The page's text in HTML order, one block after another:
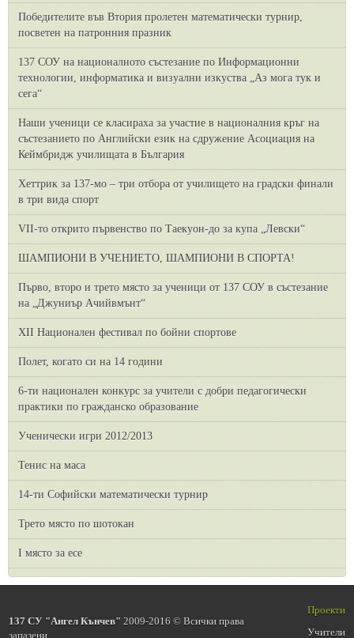
Победителите във Втория пролетен математически турнир,
посветен на патронния празник
137 СОУ на националното състезание по Информационни
технологии, информатика и визуални изкуства „Аз мога тук и
сега“
Наши ученици се класираха за участие в националния кръг на
състезанието по Английски език на сдружение Асоциация на
Кеймбридж училищата в България
Хеттрик за 137-мо – три отбора от училището на градски финали
в три вида спорт
VII-то открито първенство по Таекуон-до за купа „Левски“
ШАМПИОНИ В УЧЕНИЕТО, ШАМПИОНИ В СПОРТА!
Първо, второ и трето място за ученици от 137 СОУ в състезание
на „Джуниър Ачийвмънт“
XII Национален фестивал по бойни спортове
Полет, когато си на 14 години
6-ти национален конкурс за учители с добри педагогически
практики по гражданско образование
Ученически игри 2012/2013
Тенис на маса
14-ти Софийски математически турнир
Трето място по шотокан
I място за есе
137 СУ "Ангел Кънчев" 2009-2016 © Всички права
запазени
Проекти
Учители